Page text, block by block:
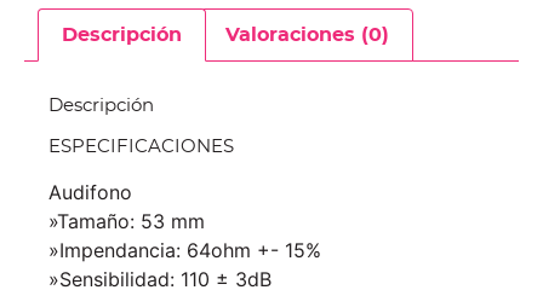
Descripción Valoraciones (0)
Descripción
ESPECIFICACIONES
Audifono
»Tamaño: 53 mm
»Impendancia: 64ohm +- 15%
»Sensibilidad: 110 ± 3dB